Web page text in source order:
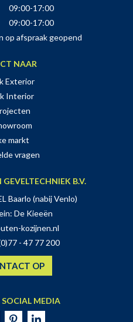
09:00-17:00
09:00-17:00
op afspraak geopend
NAAR
Exterior
Interior
markt
vragen
B.V.
Baarlo (nabij Venlo)
De Kieeën
kozijnen.nl
- 47 77 200
OP
MEDIA